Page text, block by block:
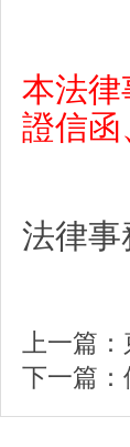
本法律
證信函
法律事
上一篇：
下一篇：